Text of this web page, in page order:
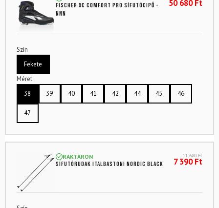
FISCHER XC Comfort Pro sífutócipő -
NNN
50 680Ft
Szín
Fekete
Méret
38
39 40 41 42 44 45 46
47
RAKTÁRON
Sífutórudak ITALBASTONI Nordic Black
11 680Ft
7 390Ft